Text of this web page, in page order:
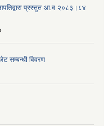
प्रस्तुत आ.व‍ २०८३।८४
सम्बन्धी विवरण